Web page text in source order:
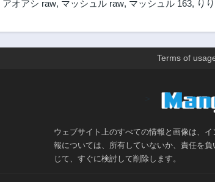
アオアシ raw, マッシュル raw, マッシュル 163, り
Terms of
ウェブサイト上のすべての情報と画像は、
報については、所有していないか、責任を
じて、すぐに検討して削除します。